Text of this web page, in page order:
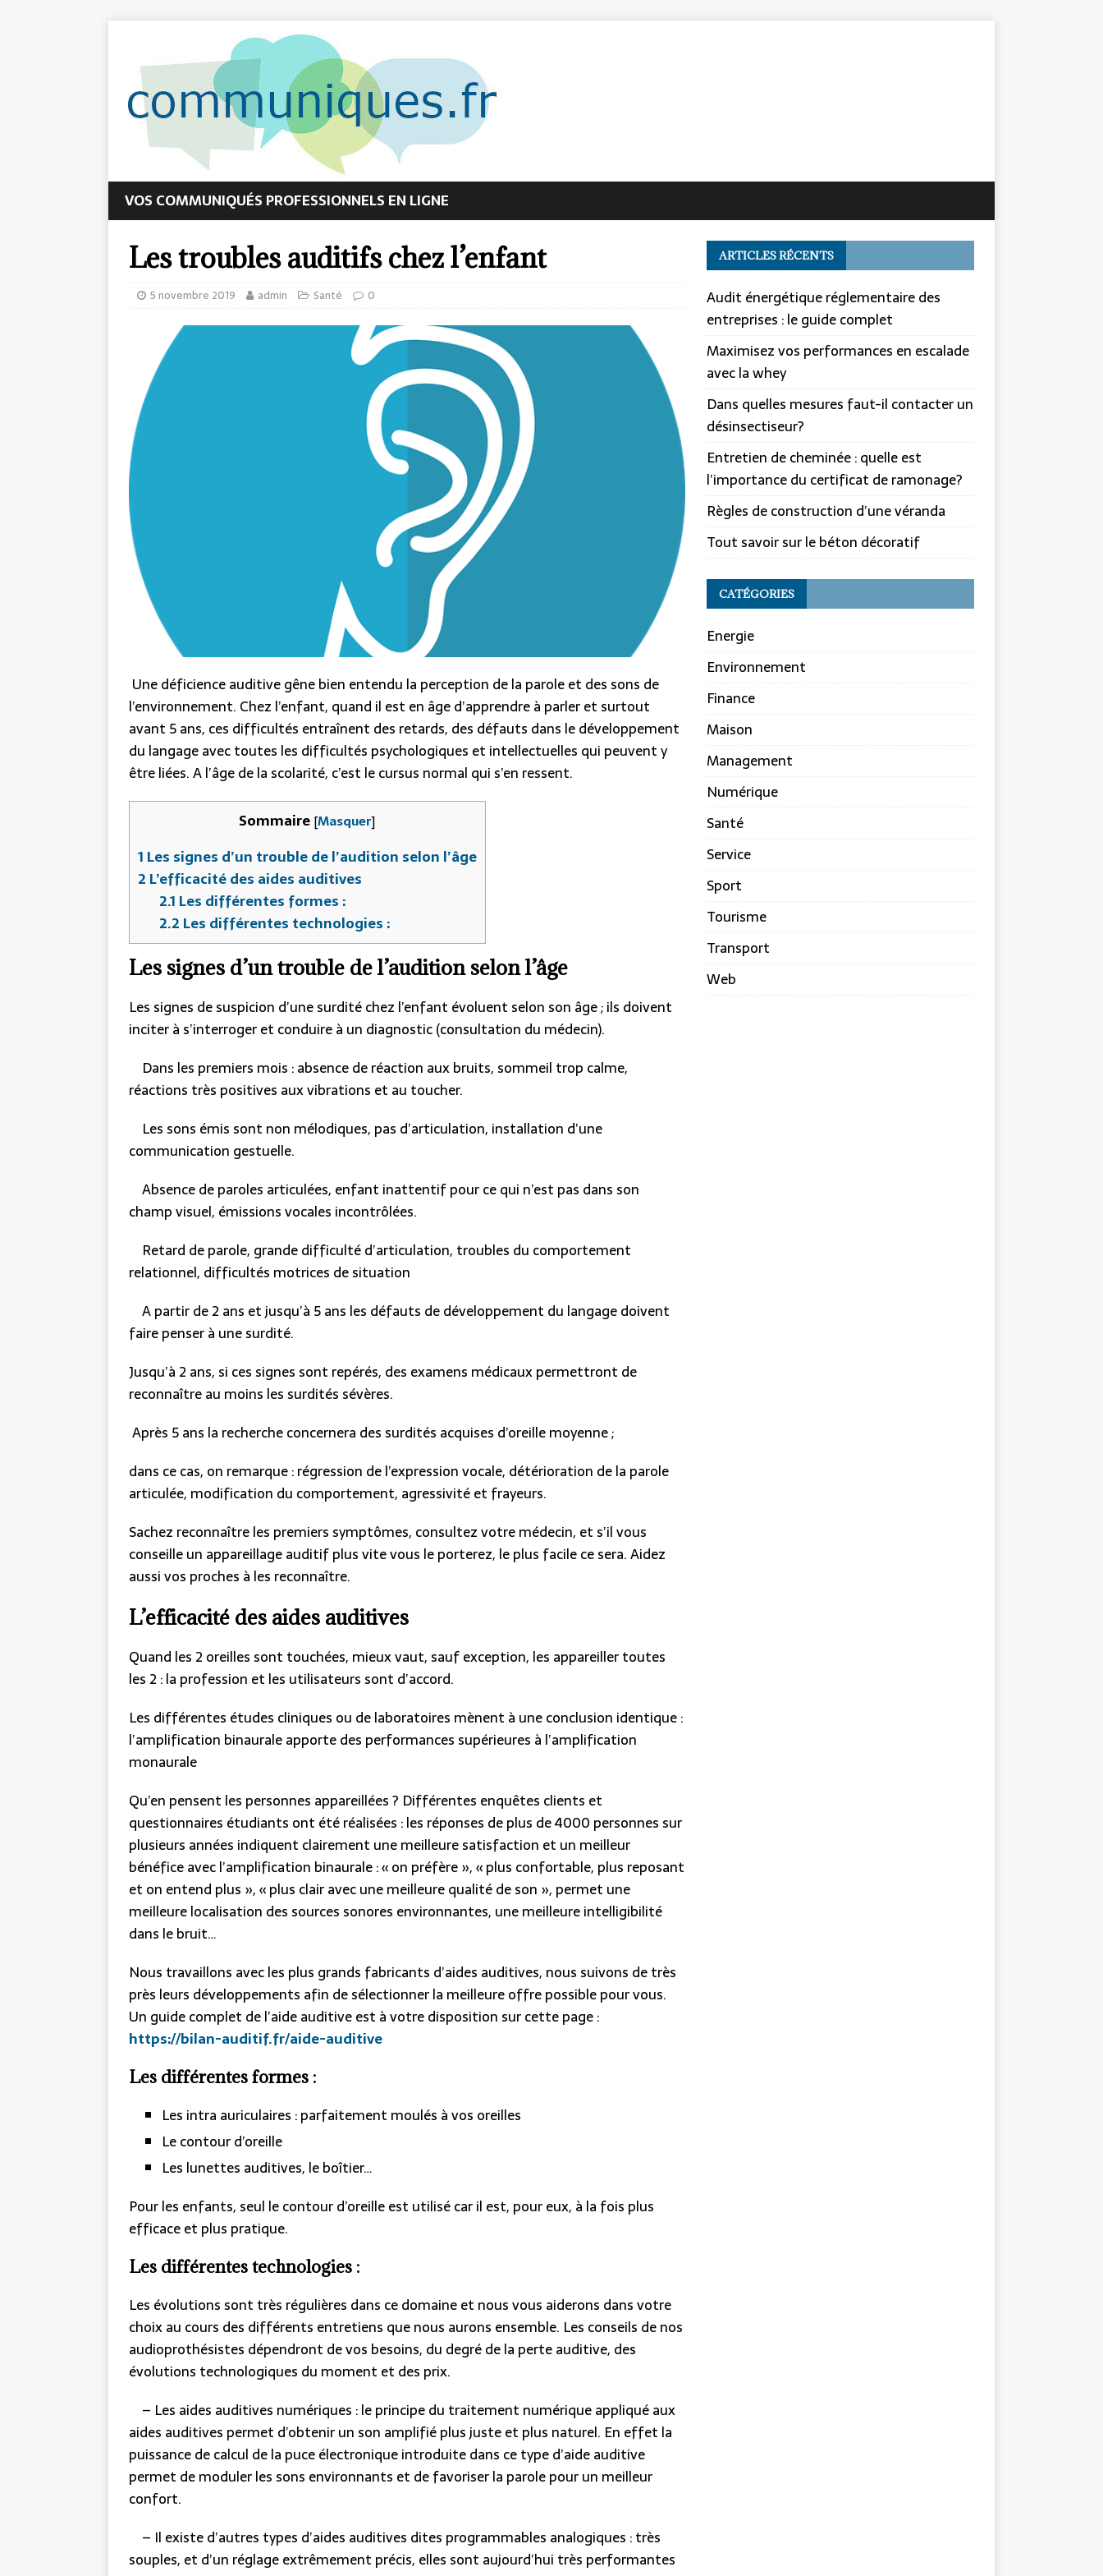
VOS COMMUNIQUÉS PROFESSIONNELS EN LIGNE
Les troubles auditifs chez l’enfant
5 novembre 2019 admin Santé 0
Une déficience auditive gêne bien entendu la perception de la parole et des sons de
l’environnement. Chez l’enfant, quand il est en âge d’apprendre à parler et surtout
avant 5 ans, ces difficultés entraînent des retards, des défauts dans le développement
du langage avec toutes les difficultés psychologiques et intellectuelles qui peuvent y
être liées. A l’âge de la scolarité, c’est le cursus normal qui s’en ressent.
Sommaire [Masquer]
1 Les signes d’un trouble de l’audition selon l’âge
2 L’efficacité des aides auditives
2.1 Les différentes formes :
2.2 Les différentes technologies :
Les signes d’un trouble de l’audition selon l’âge
Les signes de suspicion d’une surdité chez l’enfant évoluent selon son âge ; ils doivent
inciter à s’interroger et conduire à un diagnostic (consultation du médecin).
Dans les premiers mois : absence de réaction aux bruits, sommeil trop calme,
réactions très positives aux vibrations et au toucher.
Les sons émis sont non mélodiques, pas d’articulation, installation d’une
communication gestuelle.
Absence de paroles articulées, enfant inattentif pour ce qui n’est pas dans son
champ visuel, émissions vocales incontrôlées.
Retard de parole, grande difficulté d’articulation, troubles du comportement
relationnel, difficultés motrices de situation
A partir de 2 ans et jusqu’à 5 ans les défauts de développement du langage doivent
faire penser à une surdité.
Jusqu’à 2 ans, si ces signes sont repérés, des examens médicaux permettront de
reconnaître au moins les surdités sévères.
Après 5 ans la recherche concernera des surdités acquises d’oreille moyenne ;
dans ce cas, on remarque : régression de l’expression vocale, détérioration de la parole
articulée, modification du comportement, agressivité et frayeurs.
Sachez reconnaître les premiers symptômes, consultez votre médecin, et s’il vous
conseille un appareillage auditif plus vite vous le porterez, le plus facile ce sera. Aidez
aussi vos proches à les reconnaître.
L’efficacité des aides auditives
Quand les 2 oreilles sont touchées, mieux vaut, sauf exception, les appareiller toutes
les 2 : la profession et les utilisateurs sont d’accord.
Les différentes études cliniques ou de laboratoires mènent à une conclusion identique :
l’amplification binaurale apporte des performances supérieures à l’amplification
monaurale
Qu’en pensent les personnes appareillées ? Différentes enquêtes clients et
questionnaires étudiants ont été réalisées : les réponses de plus de 4000 personnes sur
plusieurs années indiquent clairement une meilleure satisfaction et un meilleur
bénéfice avec l’amplification binaurale : « on préfère », « plus confortable, plus reposant
et on entend plus », « plus clair avec une meilleure qualité de son », permet une
meilleure localisation des sources sonores environnantes, une meilleure intelligibilité
dans le bruit…
Nous travaillons avec les plus grands fabricants d’aides auditives, nous suivons de très
près leurs développements afin de sélectionner la meilleure offre possible pour vous.
Un guide complet de l’aide auditive est à votre disposition sur cette page :
https://bilan-auditif.fr/aide-auditive
Les différentes formes :
Les intra auriculaires : parfaitement moulés à vos oreilles
Le contour d’oreille
Les lunettes auditives, le boîtier…
Pour les enfants, seul le contour d’oreille est utilisé car il est, pour eux, à la fois plus
efficace et plus pratique.
Les différentes technologies :
Les évolutions sont très régulières dans ce domaine et nous vous aiderons dans votre
choix au cours des différents entretiens que nous aurons ensemble. Les conseils de nos
audioprothésistes dépendront de vos besoins, du degré de la perte auditive, des
évolutions technologiques du moment et des prix.
– Les aides auditives numériques : le principe du traitement numérique appliqué aux
aides auditives permet d’obtenir un son amplifié plus juste et plus naturel. En effet la
puissance de calcul de la puce électronique introduite dans ce type d’aide auditive
permet de moduler les sons environnants et de favoriser la parole pour un meilleur
confort.
– Il existe d’autres types d’aides auditives dites programmables analogiques : très
souples, et d’un réglage extrêmement précis, elles sont aujourd’hui très performantes
ARTICLES RÉCENTS
Audit énergétique réglementaire des
entreprises : le guide complet
Maximisez vos performances en escalade
avec la whey
Dans quelles mesures faut-il contacter un
désinsectiseur?
Entretien de cheminée : quelle est
l’importance du certificat de ramonage?
Règles de construction d’une véranda
Tout savoir sur le béton décoratif
CATÉGORIES
Energie
Environnement
Finance
Maison
Management
Numérique
Santé
Service
Sport
Tourisme
Transport
Web